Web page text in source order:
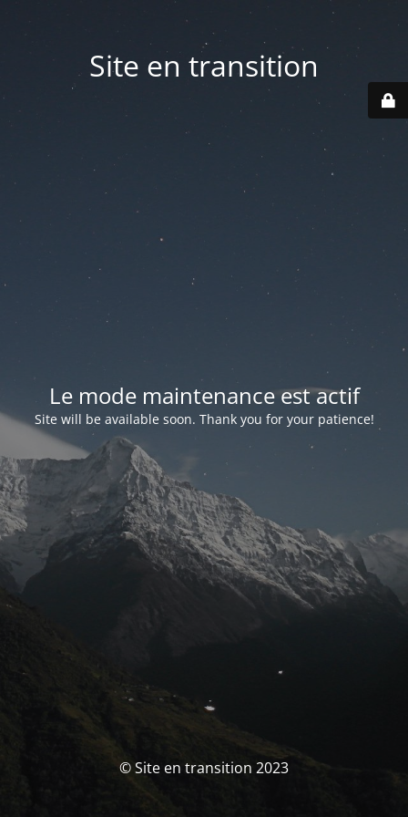
Site en transition
Le mode maintenance est actif
Site will be available soon. Thank you for your patience!
© Site en transition 2023